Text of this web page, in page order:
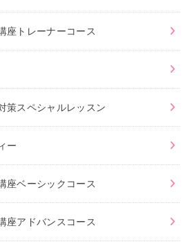
座トレーナーコース
策スペシャルレッスン
ー
座ベーシックコース
座アドバンスコース